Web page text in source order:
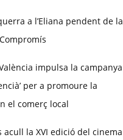
a l’Eliana pendent de la
impulsa la campanya
per a promoure la
el comerç local
acull la XVI edició del cinema